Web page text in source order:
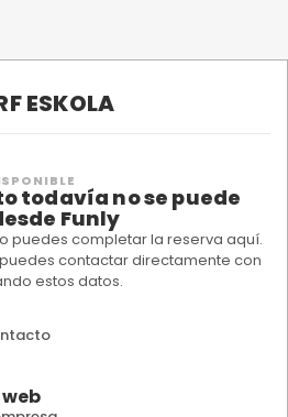
ESKOLA
todavía no se puede
Funly
puedes completar la reserva aquí.
contactar directamente con
estos datos.